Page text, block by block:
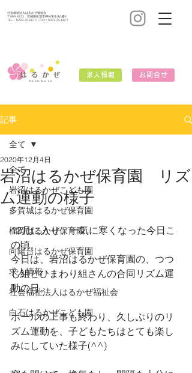
社会福祉法人はるかぜ福祉会
〒989-2423 宮城県岩沼市押分字水先5番6
TEL： 0223-25-6670 / FAX：0223-25-6671
求人情報 お問合せ
記事
全て
岩沼はるかぜこども園
多賀城はるかぜ保育園
榴岡はるかぜ保育園
向陽台はるかぜ保育園
求人情報
社会福祉法人はるかぜ福祉会
白石はるかぜこども園
全て
岩沼はるかぜ保育園 リズ
ム運動の様子
2020年12月4日
12月に入り、一気に寒くなった今日こ
の頃。
今日は、岩沼はるかぜ保育園の、つつ
じ組とひまわり組さんの合同リズム運
動の日。
ホールの工事も終わり、久しぶりのリ
ズム運動を、子どもたちはとても楽し
みにしていた様子(^^)